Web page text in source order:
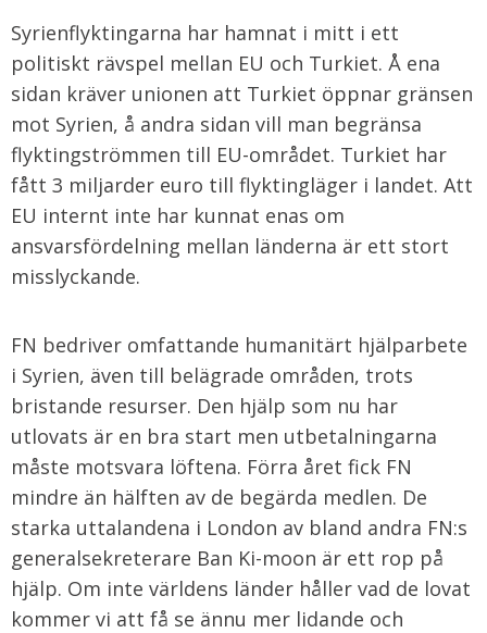
Syrienflyktingarna har hamnat i mitt i ett
politiskt rävspel mellan EU och Turkiet. Å ena
sidan kräver unionen att Turkiet öppnar gränsen
mot Syrien, å andra sidan vill man begränsa
flyktingströmmen till EU-området. Turkiet har
fått 3 miljarder euro till flyktingläger i landet. Att
EU internt inte har kunnat enas om
ansvarsfördelning mellan länderna är ett stort
misslyckande.
FN bedriver omfattande humanitärt hjälparbete
i Syrien, även till belägrade områden, trots
bristande resurser. Den hjälp som nu har
utlovats är en bra start men utbetalningarna
måste motsvara löftena. Förra året fick FN
mindre än hälften av de begärda medlen. De
starka uttalandena i London av bland andra FN:s
generalsekreterare Ban Ki-moon är ett rop på
hjälp. Om inte världens länder håller vad de lovat
kommer vi att få se ännu mer lidande och